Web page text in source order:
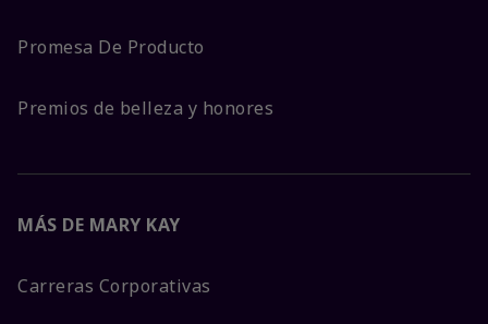
Promesa De Producto
Premios de belleza y honores
MÁS DE MARY KAY
Carreras Corporativas